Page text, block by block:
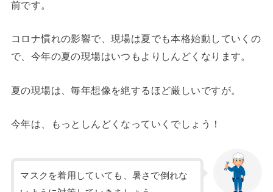
前です。
コロナ慣れの影響で、現場は夏でも本格始動していくの
で、今年の夏の現場はいつもよりしんどくなります。
夏の現場は、毎年想像を絶するほど厳しいですが。
今年は、もっとしんどくなっていくでしょう！
マスクを着用していても、暑さで倒れな